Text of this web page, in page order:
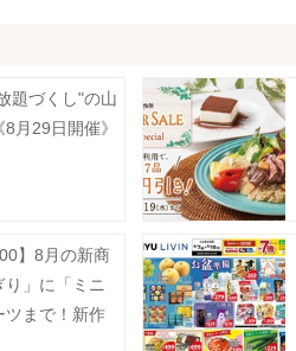
題づくし"の山
月29日開催》
】8月の新商
り」に「ミニ
ツまで！新作